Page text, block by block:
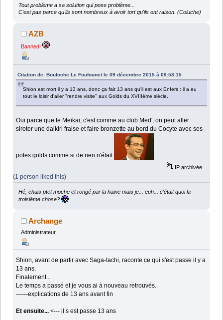
Tout problème a sa solution qui pose problème...
C'est pas parce qu'ils sont nombreux à avoir tort qu'ils ont raison. (Coluche)
AZB
Banned!
Citation de: Bouloche Le Foufounet le 09 décembre 2015 à 09:53:15
Shion est mort il y a 13 ans, donc ça fait 13 ans qu'il est aux Enfers : il a eu
tout le loisir d'aller "rendre visite" aux Golds du XVIIIème siècle.
Oui parce que le Meikai, c'est comme au club Med', on peut aller
siroter une daikiri fraise et faire bronzette au bord du Cocyte avec ses
potes golds comme si de rien n'était
IP archivée
(1 person liked this)
Hé, chuis ptet moche et rongé par la haine mais je... euh... c'était quoi la
troisième chose?
Archange
Administrateur
Shion, avant de partir avec Saga-tachi, raconte ce qui s'est passe il y a
13 ans.
Finalement...
Le temps a passé et je vous ai à nouveau retrouvés.
------explications de 13 ans avant fin
Et ensuite... <--- il s est passe 13 ans